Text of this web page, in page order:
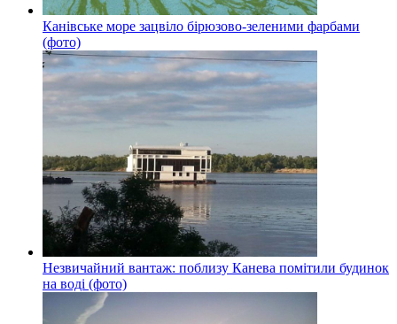
Канівське море зацвіло бірюзово-зеленими фарбами
(фото)
Незвичайний вантаж: поблизу Канева помітили будинок
на воді (фото)